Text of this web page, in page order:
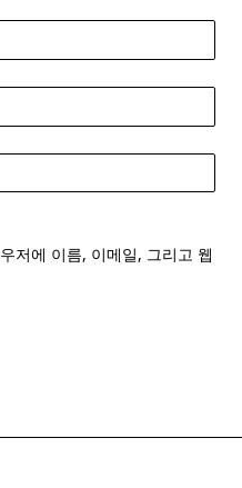
저에 이름, 이메일, 그리고 웹